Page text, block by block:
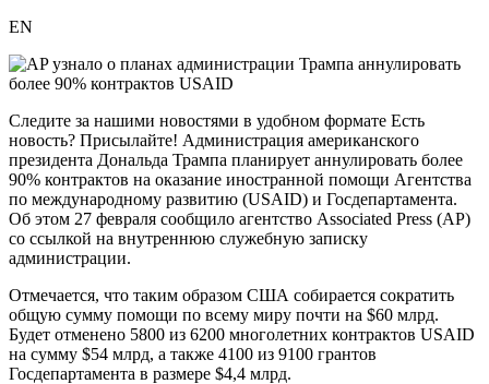
EN
Следите за нашими новостями в удобном формате Есть
новость? Присылайте! Администрация американского
президента Дональда Трампа планирует аннулировать более
90% контрактов на оказание иностранной помощи Агентства
по международному развитию (USAID) и Госдепартамента.
Об этом 27 февраля сообщило агентство Associated Press (АР)
со ссылкой на внутреннюю служебную записку
администрации.
Отмечается, что таким образом США собирается сократить
общую сумму помощи по всему миру почти на $60 млрд.
Будет отменено 5800 из 6200 многолетних контрактов USAID
на сумму $54 млрд, а также 4100 из 9100 грантов
Госдепартамента в размере $4,4 млрд.